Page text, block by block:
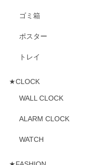
ゴミ箱
ポスター
トレイ
★CLOCK
WALL CLOCK
ALARM CLOCK
WATCH